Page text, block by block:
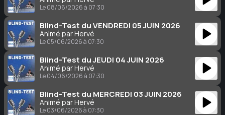
Le 08/06/2026 à 07:30
Blind-Test du VENDREDI 05 JUIN 2026
Animé par Hervé
Le 05/06/2026 à 07:30
Blind-Test du JEUDI 04 JUIN 2026
Animé par Hervé
Le 04/06/2026 à 07:30
Blind-Test du MERCREDI 03 JUIN 2026
Animé par Hervé
Le 03/06/2026 à 07:30